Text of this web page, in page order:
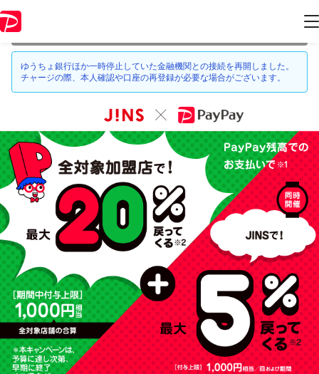
情報はキャンペーン終了時点のものになります。
ゆうちょ銀行ほか一時停止していた金融機関との接続を再開しました。
チャージの際、本人確認や口座の再登録が必要な場合がございます。